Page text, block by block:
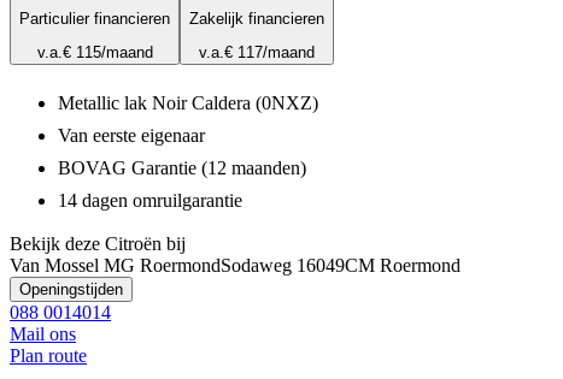
Particulier financieren
v.a.€ 115/maand
Zakelijk financieren
v.a.€ 117/maand
Metallic lak Noir Caldera (0NXZ)
Van eerste eigenaar
BOVAG Garantie (12 maanden)
14 dagen omruilgarantie
Bekijk deze Citroën bij
Van Mossel MG RoermondSodaweg 16049CM Roermond
Openingstijden
088 0014014
Mail ons
Plan route